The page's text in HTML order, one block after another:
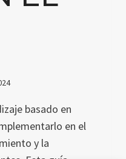
basado en
en el
y la